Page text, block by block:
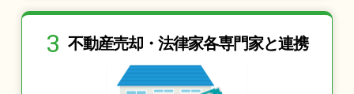
3 不動産売却・法律家各専門家と連携